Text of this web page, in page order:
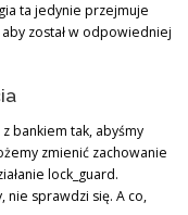
ta jedynie przejmuje
został w odpowiedniej
bankiem tak, abyśmy
zmienić zachowanie
lock_guard.
nie sprawdzi się. A co,